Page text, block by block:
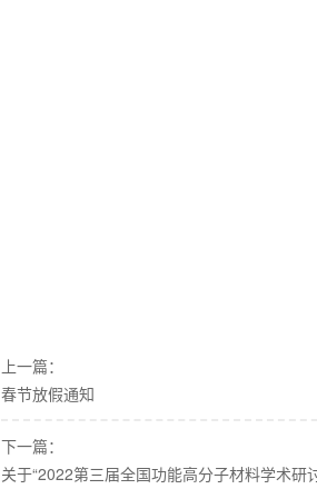
上一篇：
春节放假通知
下一篇：
关于“2022第三届全国功能高分子材料学术研